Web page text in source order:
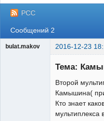
РСС
Сообщений 2
bulat.makov 2016-12-23
Тема:
Второй
Камышина(
Кто знает
мультиплекса